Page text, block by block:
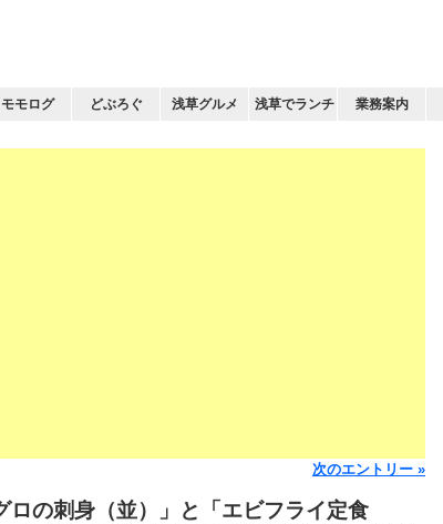
モモログ どぶろぐ 浅草グルメ 浅草でランチ 業務案内
次のエントリー »
ロの刺身（並）」と「エビフライ定食